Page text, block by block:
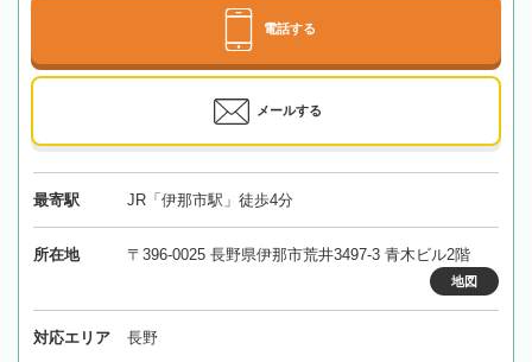
電話する
メールする
最寄駅 JR「伊那市駅」徒歩4分
所在地 〒396-0025 長野県伊那市荒井3497-3 青木ビル2階
地図
対応エリア 長野